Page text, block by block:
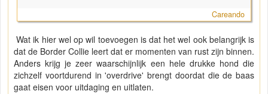
Careando
Wat ik hier wel op wil toevoegen is dat het wel ook belangrijk is
dat de Border Collie leert dat er momenten van rust zijn binnen.
Anders krijg je zeer waarschijnlijk een hele drukke hond die
zichzelf voortdurend in 'overdrive' brengt doordat die de baas
gaat eisen voor uitdaging en uitlaten.